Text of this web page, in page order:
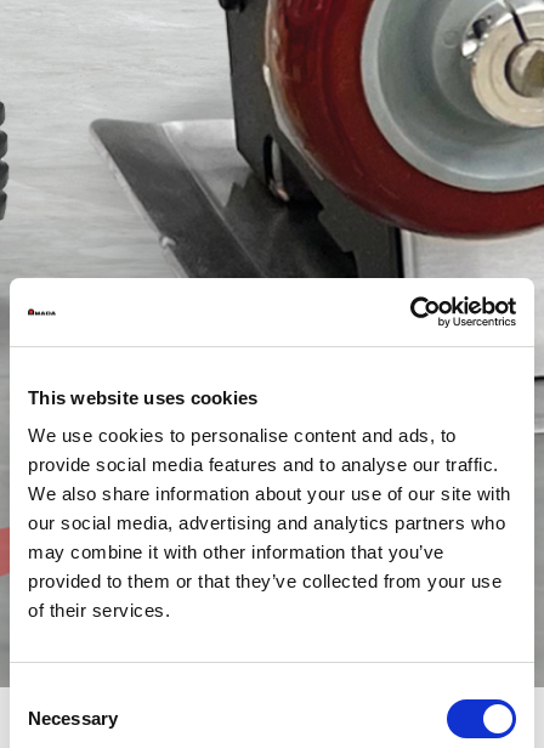
This website uses cookies
We use cookies to personalise content and ads, to
provide social media features and to analyse our traffic.
We also share information about your use of our site with
our social media, advertising and analytics partners who
may combine it with other information that you’ve
provided to them or that they’ve collected from your use
of their services.
Consent
Selection
Necessary